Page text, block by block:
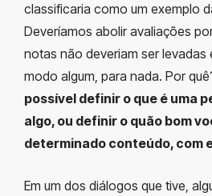
classificaria como um exemplo
Deveríamos abolir avaliações
notas não deveriam ser levadas
modo algum, para nada. Por
possível definir o que é uma
algo, ou definir o quão bom
determinado conteúdo, com
Em um dos diálogos que tive,